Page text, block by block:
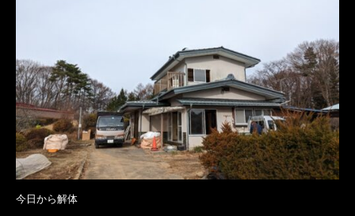
今日から解体